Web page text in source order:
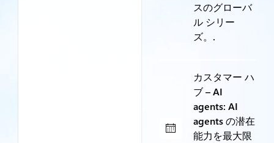
スのグローバ
ル シリー
ズ。.
カスタマー ハ
ブ – AI
agents: AI
agents の潜在
能力を最大限